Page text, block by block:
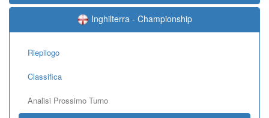
Inghilterra - Championship
Riepilogo
Classifica
Analisi Prossimo Turno